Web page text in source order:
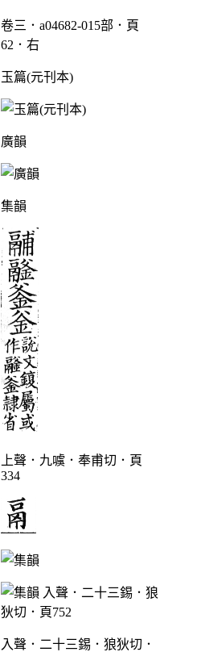
卷三．a04682-015部．頁
62．右
玉篇(元刊本)
廣韻
集韻
上聲．九噳．奉甫切．頁
334
入聲．二十三錫．狼狄切．